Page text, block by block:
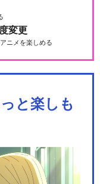
変更
ニメを楽しめる
と楽しも